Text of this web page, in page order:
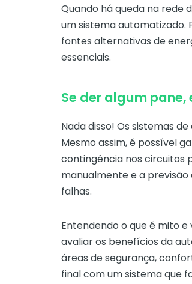
Quando há queda na rede
um sistema automatizado.
fontes alternativas de
essenciais.
Se der algum
Nada disso! Os sistemas
Mesmo assim, é possível
contingência nos circuitos
manualmente e a
falhas.
Entendendo o que é mito
avaliar os benefícios da
áreas de segurança,
final com um sistema que